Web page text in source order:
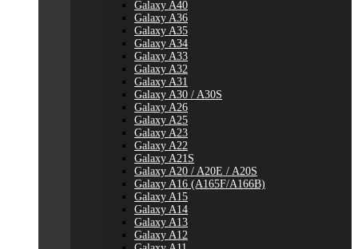
Galaxy A40
Galaxy A36
Galaxy A35
Galaxy A34
Galaxy A33
Galaxy A32
Galaxy A31
Galaxy A30 / A30S
Galaxy A26
Galaxy A25
Galaxy A23
Galaxy A22
Galaxy A21S
Galaxy A20 / A20E / A20S
Galaxy A16 (A165F/A166B)
Galaxy A15
Galaxy A14
Galaxy A13
Galaxy A12